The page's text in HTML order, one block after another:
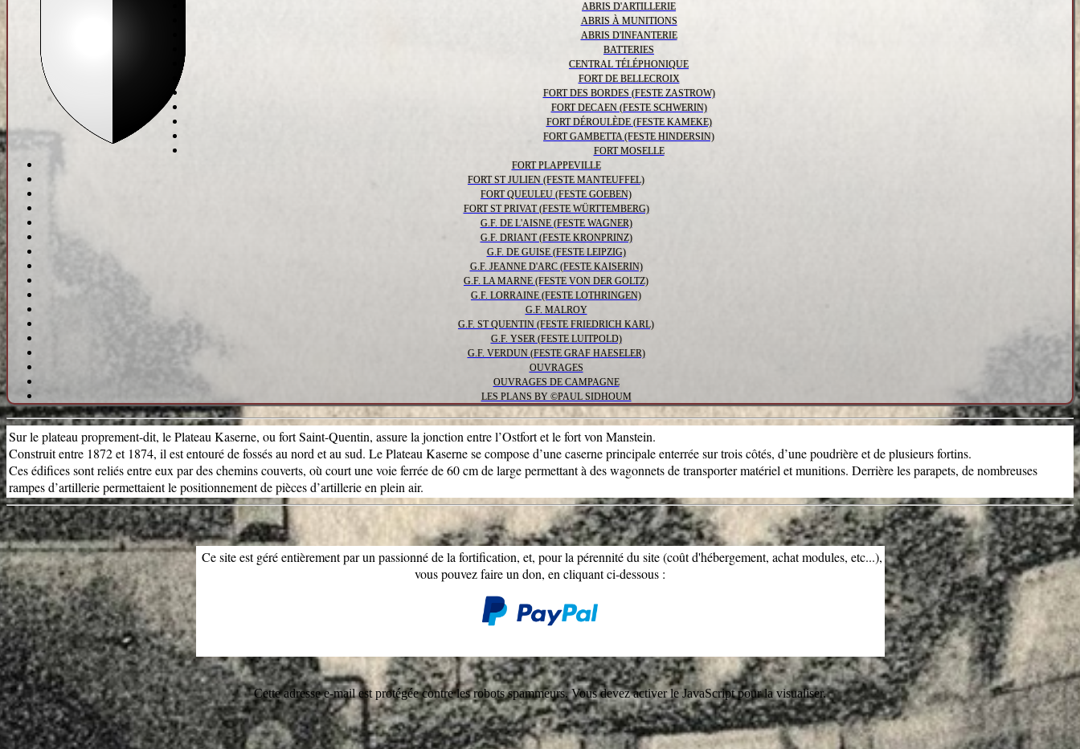
ABRIS D'ARTILLERIE
ABRIS À MUNITIONS
ABRIS D'INFANTERIE
BATTERIES
CENTRAL TÉLÉPHONIQUE
FORT DE BELLECROIX
FORT DES BORDES (FESTE ZASTROW)
FORT DECAEN (FESTE SCHWERIN)
FORT DÉROULÈDE (FESTE KAMEKE)
FORT GAMBETTA (FESTE HINDERSIN)
FORT MOSELLE
FORT PLAPPEVILLE
FORT ST JULIEN (FESTE MANTEUFFEL)
FORT QUEULEU (FESTE GOEBEN)
FORT ST PRIVAT (FESTE WÜRTTEMBERG)
G.F. DE L'AISNE (FESTE WAGNER)
G.F. DRIANT (FESTE KRONPRINZ)
G.F. DE GUISE (FESTE LEIPZIG)
G.F. JEANNE D'ARC (FESTE KAISERIN)
G.F. LA MARNE (FESTE VON DER GOLTZ)
G.F. LORRAINE (FESTE LOTHRINGEN)
G.F. MALROY
G.F. ST QUENTIN (FESTE FRIEDRICH KARL)
G.F. YSER (FESTE LUITPOLD)
G.F. VERDUN (FESTE GRAF HAESELER)
OUVRAGES
OUVRAGES DE CAMPAGNE
LES PLANS BY ©PAUL SIDHOUM
Sur le plateau proprement-dit, le Plateau Kaserne, ou fort Saint-Quentin, assure la jonction entre l’Ostfort et le fort von Manstein.
Construit entre 1872 et 1874, il est entouré de fossés au nord et au sud. Le Plateau Kaserne se compose d’une caserne principale enterrée sur trois côtés, d’une poudrière et de plusieurs fortins.
Ces édifices sont reliés entre eux par des chemins couverts, où court une voie ferrée de 60 cm de large permettant à des wagonnets de transporter matériel et munitions. Derrière les parapets, de nombreuses
rampes d’artillerie permettaient le positionnement de pièces d’artillerie en plein air.
Ce site est géré entièrement par un passionné de la fortification, et, pour la pérennité du site (coût d'hébergement, achat modules, etc...),
vous pouvez faire un don, en cliquant ci-dessous :
Cette adresse e-mail est protégée contre les robots spammeurs. Vous devez activer le JavaScript pour la visualiser.